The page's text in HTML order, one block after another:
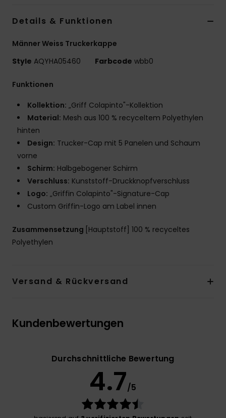
Details & Funktionen
Männer Weiss Truckerkappe
Style AQYHA05460 Farbcode wbb0
Funktionen
Kollektion: „Griff Colapinto"-Kollektion
Material: Mesh aus 100 % recyceltem Polyethylen
hinten
Design: Trucker-Cap mit 5 Panelen und Schaum
vorne
Schirm: Halbgebogener Schirm
Verschluss: Kunststoff-Druckknopfverschluss
Logo: „Griffin Colapinto"-Signature-Cap
Custom Griffin-Logo am Label innen
Zusammensetzung [Hauptstoff] 100 % recyceltes
Polyethylen
Versand & Rückversand
Kundenbewertungen
Durchschnittliche Bewertung
4.7/5